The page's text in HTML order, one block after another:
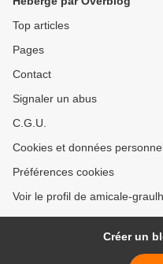
Top articles
Pages
Contact
Signaler un abus
C.G.U.
Cookies et données
Préférences cookies
Voir le profil de amicale-
Créer un